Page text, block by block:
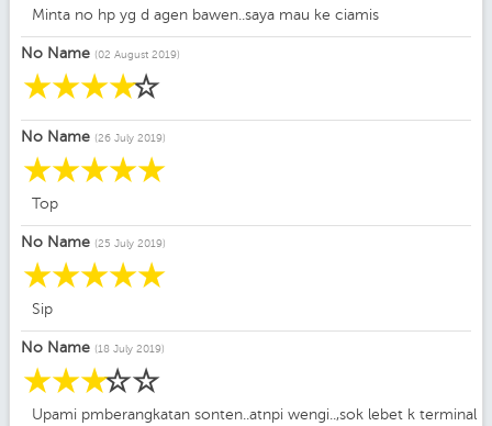
Minta no hp yg d agen bawen..saya mau ke ciamis
No Name (02 August 2019)
☆
☆
☆
☆
☆
No Name (26 July 2019)
☆
☆
☆
☆
☆
Top
No Name (25 July 2019)
☆
☆
☆
☆
☆
Sip
No Name (18 July 2019)
☆
☆
☆
☆
☆
Upami pmberangkatan sonten..atnpi wengi..,sok lebet k terminal